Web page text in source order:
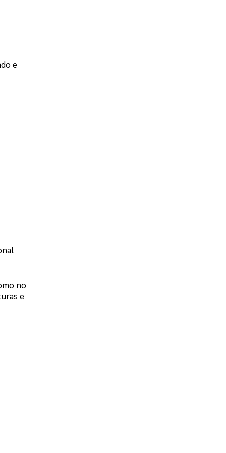
e
no
e